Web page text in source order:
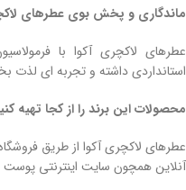
ماندگاری و پخش بوی عطرهای
عطرهای لاکچری آکوا با
استانداردی داشته و تجربه‌ ای لذت‌
محصولات این برند را از کجا تهیه
عطرهای لاکچری آکوا از طریق
آنلاین همچون سایت اینترنتی